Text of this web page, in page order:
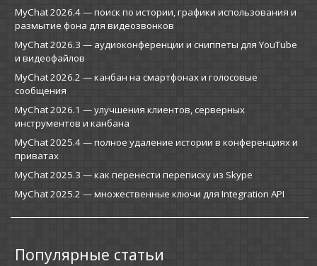
MyChat 2026.4 — поиск по истории, графики использования и
размытие фона для видеозвонков
MyChat 2026.3 — аудиоконференции и сниппеты для YouTube
и видеофайлов
MyChat 2026.2 — канбан на смартфонах и голосовые
сообщения
MyChat 2026.1 — улучшения клиентов, серверных
инструментов и канбана
MyChat 2025.4 — полное удаление истории в конференциях и
приватах
MyChat 2025.3 — как перенести переписку из Skype
MyChat 2025.2 — множественные ключи для Integration API
Популярные статьи